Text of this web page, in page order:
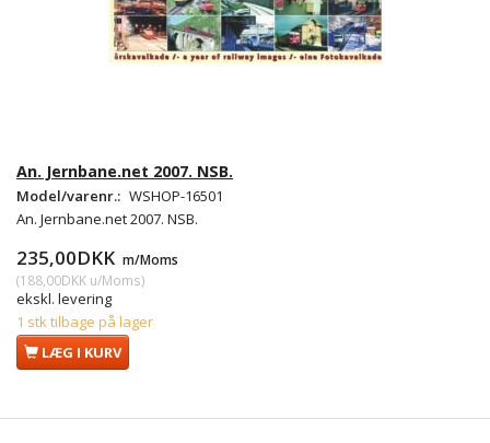
An. Jernbane.net 2007. NSB.
Model/varenr.: WSHOP-16501
An. Jernbane.net 2007. NSB.
235,00DKK m/Moms
(188,00DKK u/Moms)
ekskl. levering
1 stk tilbage på lager
LÆG I KURV